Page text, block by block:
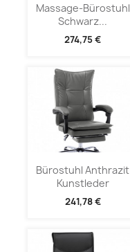
Massage-Bürostuhl
Schwarz...
274,75 €
Bürostuhl Anthrazit
Kunstleder
241,78 €